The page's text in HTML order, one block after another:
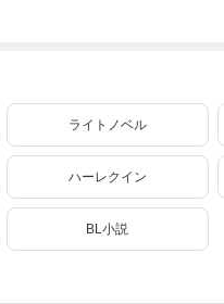
ライトノベル
ハーレクイン
BL小説